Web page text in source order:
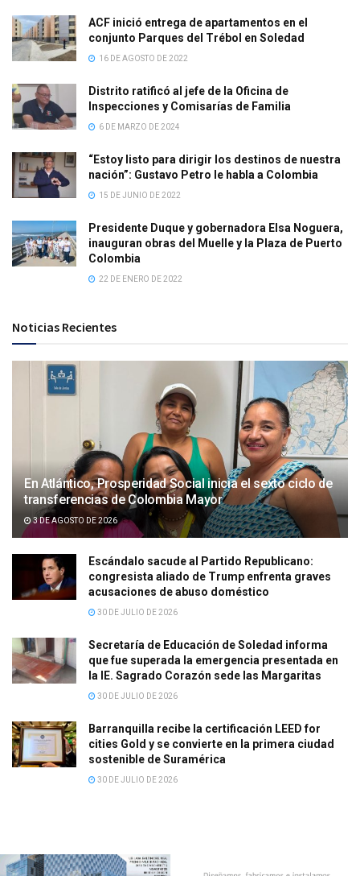
ACF inició entrega de apartamentos en el
conjunto Parques del Trébol en Soledad
16 DE AGOSTO DE 2022
Distrito ratificó al jefe de la Oficina de
Inspecciones y Comisarías de Familia
6 DE MARZO DE 2024
“Estoy listo para dirigir los destinos de nuestra
nación”: Gustavo Petro le habla a Colombia
15 DE JUNIO DE 2022
Presidente Duque y gobernadora Elsa Noguera,
inauguran obras del Muelle y la Plaza de Puerto
Colombia
22 DE ENERO DE 2022
Noticias Recientes
En Atlántico, Prosperidad Social inicia el sexto ciclo de
transferencias de Colombia Mayor
3 DE AGOSTO DE 2026
Escándalo sacude al Partido Republicano:
congresista aliado de Trump enfrenta graves
acusaciones de abuso doméstico
30 DE JULIO DE 2026
Secretaría de Educación de Soledad informa
que fue superada la emergencia presentada en
la IE. Sagrado Corazón sede las Margaritas
30 DE JULIO DE 2026
Barranquilla recibe la certificación LEED for
cities Gold y se convierte en la primera ciudad
sostenible de Suramérica
30 DE JULIO DE 2026